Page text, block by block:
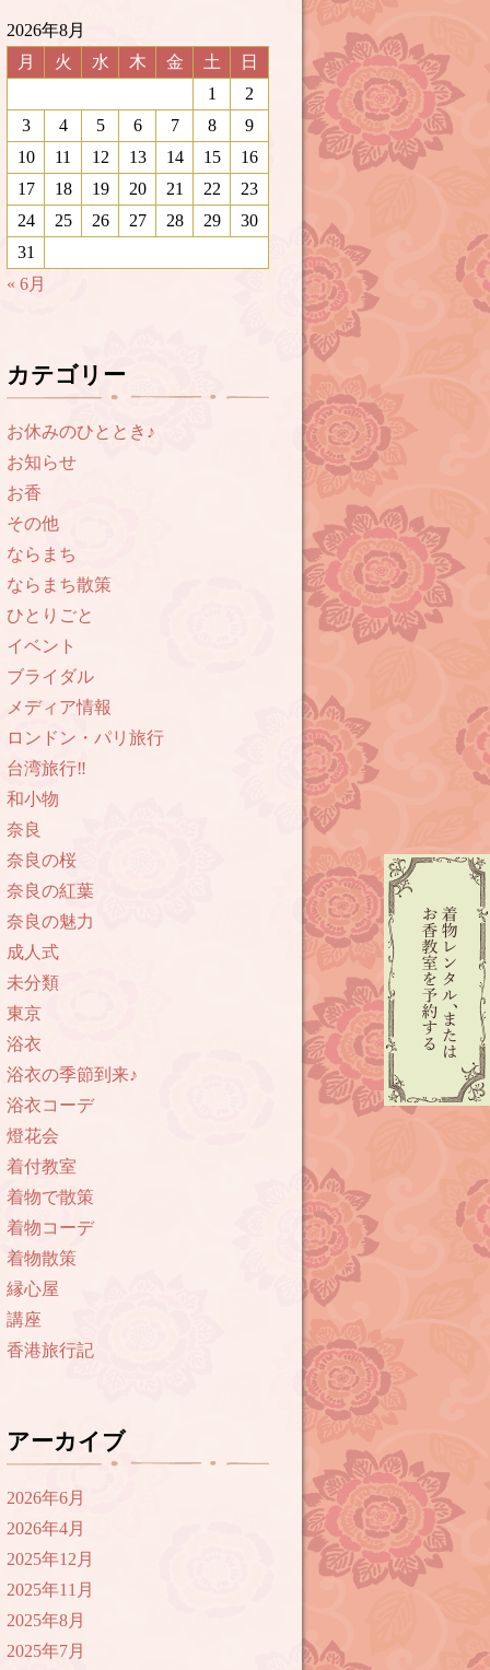
2026年8月
月
火 水 木 金 土
日
1
2
3
4 5 6 7 8
9
10
11 12 13 14 15
16
17
18 19 20 21 22
23
24
25 26 27 28 29
30
31
« 6月
カテゴリー
お休みのひととき♪
お知らせ
お香
その他
ならまち
ならまち散策
ひとりごと
イベント
ブライダル
メディア情報
ロンドン・パリ旅行
台湾旅行‼︎
和小物
奈良
奈良の桜
奈良の紅葉
奈良の魅力
成人式
未分類
東京
浴衣
浴衣の季節到来♪
浴衣コーデ
燈花会
着付教室
着物で散策
着物コーデ
着物散策
縁心屋
講座
香港旅行記
アーカイブ
2026年6月
2026年4月
2025年12月
2025年11月
2025年8月
2025年7月